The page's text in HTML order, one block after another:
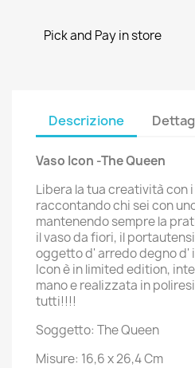
Pick and Pay in store
Descrizione
Vaso Icon -The Queen
Libera la tua creatività con i
raccontando chi sei con
mantenendo sempre la
il vaso da fiori, il
oggetto d' arredo degno d'
Icon è in limited edition,
mano e realizzata in
tutti!!!!
Soggetto: The Queen
Misure: 16,6 x 26,4 Cm